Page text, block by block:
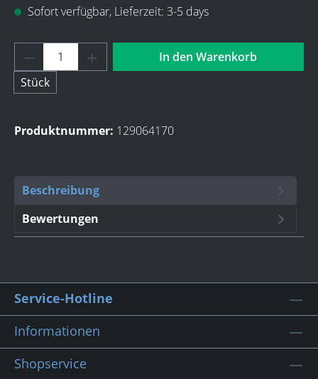
Sofort verfügbar, Lieferzeit: 3-5 days
Produkt Anzahl: Gib den gewünschten
Stück
In den Warenkorb
Produktnummer: 129064170
Beschreibung
Bewertungen
Service-Hotline
Informationen
Shopservice